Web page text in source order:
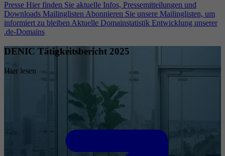
Presse Hier finden Sie aktuelle Infos, Pressemitteilungen und
Downloads Mailinglisten Abonnieren Sie unsere Mailinglisten, um
informiert zu bleiben Aktuelle Domainstatistik Entwicklung unserer
.de-Domains
DENIC Tätigkeitsbericht 2025
Hier lesen